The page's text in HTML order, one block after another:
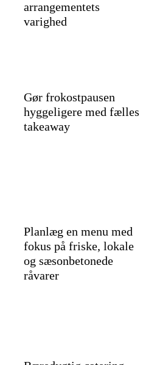
arrangementets
varighed
Gør frokostpausen
hyggeligere med fælles
takeaway
Planlæg en menu med
fokus på friske, lokale
og sæsonbetonede
råvarer